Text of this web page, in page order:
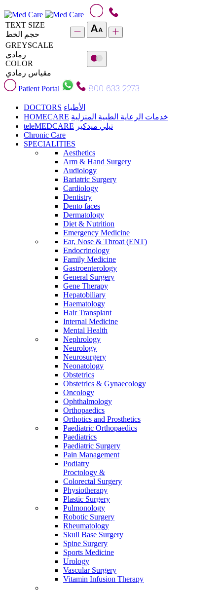
TEXT SIZE
حجم الخط
GREYSCALE
رمادي
COLOR
مقياس رمادي
Patient Portal
800 633 2273
DOCTORS الأطباء
HOMECARE خدمات الرعاية الطبية المنزلية
teleMEDCARE تيلي ميدكير
Chronic Care
SPECIALITIES
Aesthetics
Arm & Hand Surgery
Audiology
Bariatric Surgery
Cardiology
Dentistry
Dento faces
Dermatology
Diet & Nutrition
Emergency Medicine
Ear, Nose & Throat (ENT)
Endocrinology
Family Medicine
Gastroenterology
General Surgery
Gene Therapy
Hepatobiliary
Haematology
Hair Transplant
Internal Medicine
Mental Health
Nephrology
Neurology
Neurosurgery
Neonatology
Obstetrics
Obstetrics & Gynaecology
Oncology
Ophthalmology
Orthopaedics
Orthotics and Prosthetics
Paediatric Orthopaedics
Paediatrics
Paediatric Surgery
Pain Management
Podiatry
Proctology &
Colorectal Surgery
Physiotherapy
Plastic Surgery
Pulmonology
Robotic Surgery
Rheumatology
Skull Base Surgery
Spine Surgery
Sports Medicine
Urology
Vascular Surgery
Vitamin Infusion Therapy